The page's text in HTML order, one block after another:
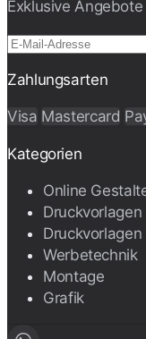
Exklusive
Zahlungsarten
Visa Mastercard
Kategorien
Online
Druckvorlagen
Werbetechnik
Montage
Grafik